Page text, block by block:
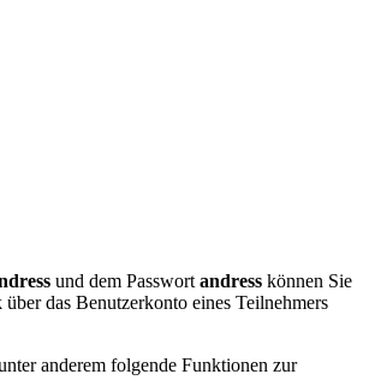
und dem Passwort andress können Sie
das Benutzerkonto eines Teilnehmers
anderem folgende Funktionen zur